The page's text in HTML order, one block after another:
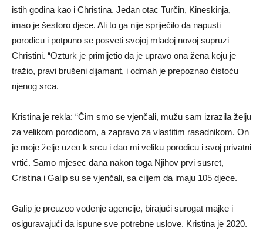
istih godina kao i Christina. Jedan otac Turčin, Kineskinja,
imao je šestoro djece. Ali to ga nije spriječilo da napusti
porodicu i potpuno se posveti svojoj mladoj novoj supruzi
Christini. “Ozturk je primijetio da je upravo ona žena koju je
tražio, pravi brušeni dijamant, i odmah je prepoznao čistoću
njenog srca.
Kristina je rekla: “Čim smo se vjenčali, mužu sam izrazila želju
za velikom porodicom, a zapravo za vlastitim rasadnikom. On
je moje želje uzeo k srcu i dao mi veliku porodicu i svoj privatni
vrtić. Samo mjesec dana nakon toga Njihov prvi susret,
Cristina i Galip su se vjenčali, sa ciljem da imaju 105 djece.
Galip je preuzeo vođenje agencije, birajući surogat majke i
osiguravajući da ispune sve potrebne uslove. Kristina je 2020.